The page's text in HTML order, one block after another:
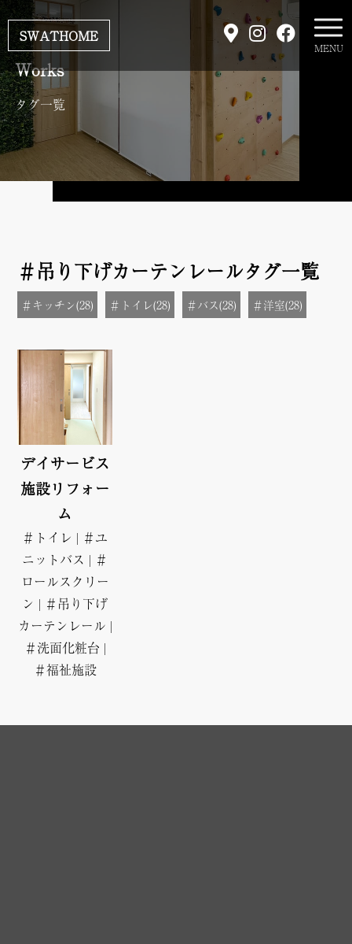
SWATHOME
MENU
Works
タグ一覧
＃吊り下げカーテンレールタグ一覧
＃キッチン(28) ＃トイレ(28) ＃バス(28) ＃洋室(28)
デイサービス
施設リフォー
ム
＃トイレ | ＃ユ
ニットバス | ＃
ロールスクリー
ン | ＃吊り下げ
カーテンレール |
＃洗面化粧台 |
＃福祉施設